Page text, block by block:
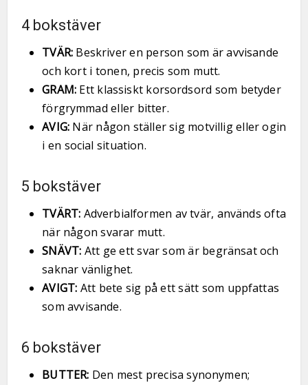
4 bokstäver
TVÄR: Beskriver en person som är avvisande
och kort i tonen, precis som mutt.
GRAM: Ett klassiskt korsordsord som betyder
förgrymmad eller bitter.
AVIG: När någon ställer sig motvillig eller ogin
i en social situation.
5 bokstäver
TVÄRT: Adverbialformen av tvär, används ofta
när någon svarar mutt.
SNÄVT: Att ge ett svar som är begränsat och
saknar vänlighet.
AVIGT: Att bete sig på ett sätt som uppfattas
som avvisande.
6 bokstäver
BUTTER: Den mest precisa synonymen;